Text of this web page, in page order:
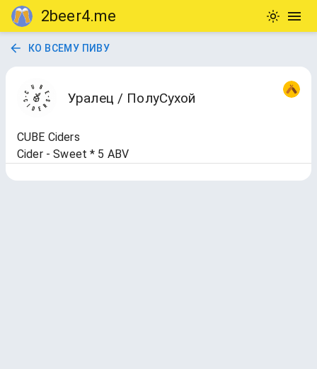
2beer4.me
КО ВСЕМУ ПИВУ
Уралец / ПолуСухой
CUBE Ciders
Cider - Sweet * 5 ABV